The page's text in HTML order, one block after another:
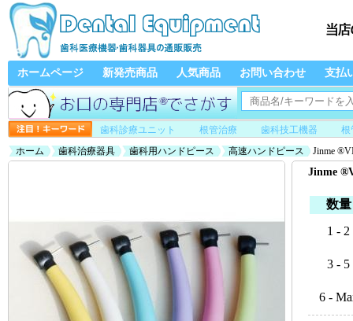
ホームページ 新発売商品 人気商品 お問い合わせ 支払
歯科診療ユニット 根管治療 歯科技工機器
根
ホーム
歯科治療器具 歯科用ハンドピース 高速ハンドピース Jinme
Jinme
数量
1 - 2
3 - 5
6 -